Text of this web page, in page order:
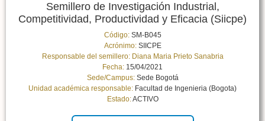
Semillero de Investigación Industrial,
Competitividad, Productividad y Eficacia (Siicpe)
Código:SM-B045
Acrónimo:SIICPE
Responsable del semillero: Diana Maria Prieto Sanabria
Fecha: 15/04/2021
Sede/Campus:Sede Bogotá
Unidad académica responsable: Facultad de Ingenieria (Bogota)
Estado:ACTIVO